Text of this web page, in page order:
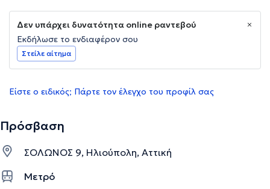
Δεν υπάρχει δυνατότητα online ραντεβού
Εκδήλωσε το ενδιαφέρον σου
Στείλε αίτημα
Είστε ο ειδικός; Πάρτε τον έλεγχο του προφίλ σας
Πρόσβαση
ΣΟΛΩΝΟΣ 9, Ηλιούπολη, Αττική
Μετρό